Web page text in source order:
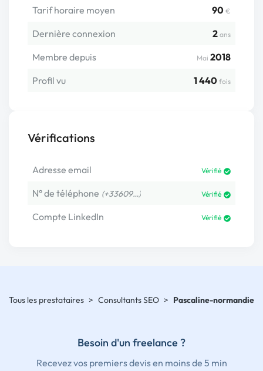
Tarif horaire moyen 90 €
Dernière connexion 2 ans
Membre depuis Mai 2018
Profil vu
1 440 fois
Vérifications
Adresse email Vérifié
N° de téléphone (+33609…) Vérifié
Compte LinkedIn Vérifié
Tous les prestataires > Consultants SEO > Pascaline-normandie
Besoin d'un freelance ?
Recevez vos premiers devis en moins de 5 min